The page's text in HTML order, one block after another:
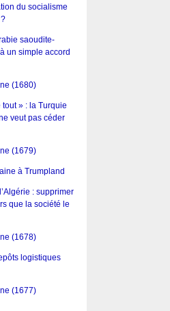
du socialisme
saoudite-
un simple accord
(1680)
» : la Turquie
veut pas céder
(1679)
à Trumpland
: supprimer
que la société le
(1678)
logistiques
(1677)